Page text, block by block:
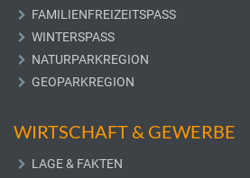
FAMILIENFREIZEITSPASS
WINTERSPASS
NATURPARKREGION
GEOPARKREGION
WIRTSCHAFT & GEWERBE
LAGE & FAKTEN